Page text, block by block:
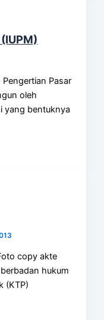
Pasar
oleh
yang bentuknya
copy akte
hukum
(KTP)